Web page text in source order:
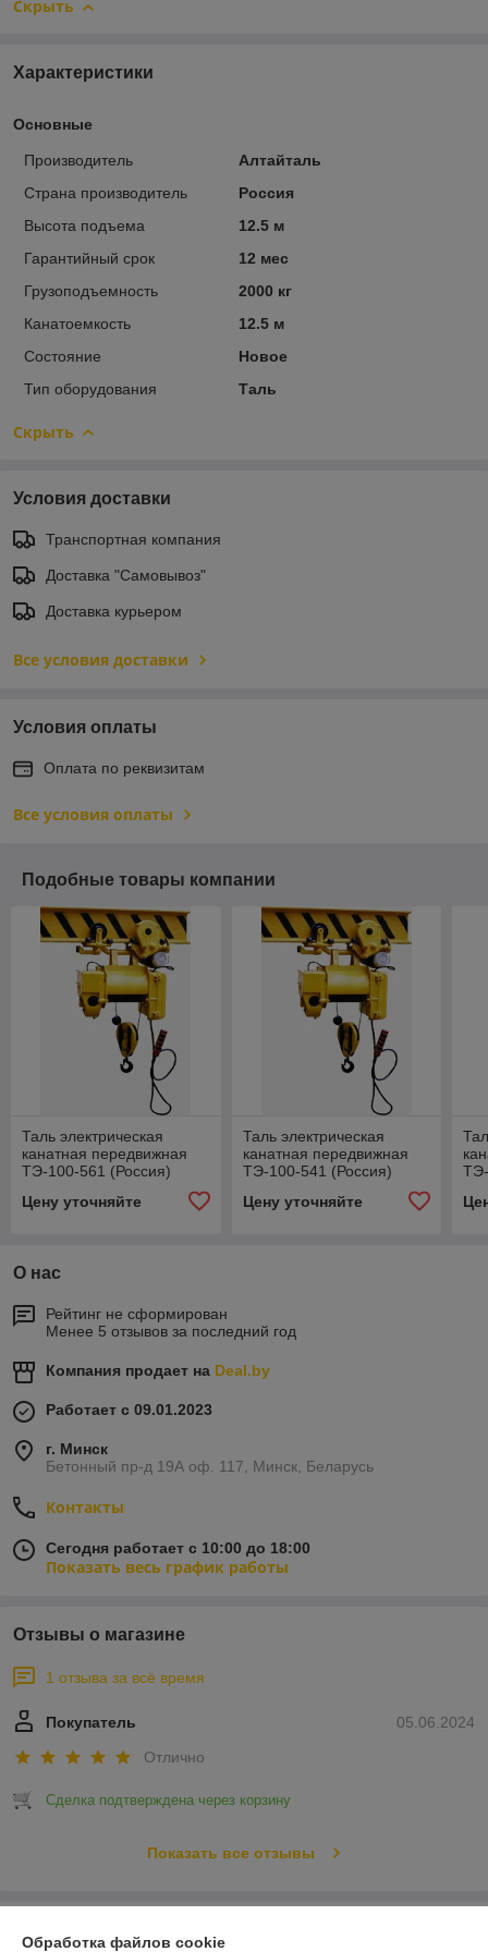
Скрыть
Характеристики
Основные
Производитель
Алтайталь
Страна производитель
Россия
Высота подъема
12.5 м
Гарантийный срок
12 мес
Грузоподъемность
2000 кг
Канатоемкость
12.5 м
Состояние
Новое
Тип оборудования
Таль
Скрыть
Условия доставки
Транспортная компания
Доставка "Самовывоз"
Доставка курьером
Все условия доставки
Условия оплаты
Оплата по реквизитам
Все условия оплаты
Подобные товары компании
Таль электрическая
канатная передвижная
ТЭ-100-561 (Россия)
Цену уточняйте
Таль электрическая
канатная передвижная
ТЭ-100-541 (Россия)
Цену уточняйте
О нас
Рейтинг не сформирован
Менее 5 отзывов за последний год
Компания продает на Deal.by
Работает с 09.01.2023
г. Минск
Бетонный пр-д 19А оф. 117, Минск, Беларусь
Контакты
Сегодня работает с 10:00 до 18:00
Показать весь график работы
Отзывы о магазине
1 отзыва за всё время
05.06.2024
Покупатель
Отлично
Сделка подтверждена через корзину
Показать все отзывы
Обработка файлов cookie